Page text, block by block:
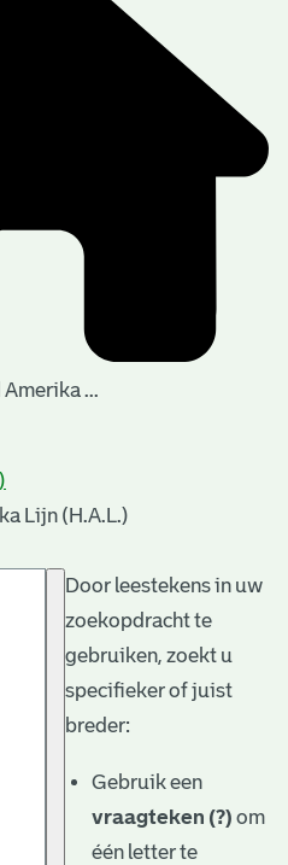
...
Lijn (H.A.L.)
Door leestekens in uw
zoekopdracht te
gebruiken, zoekt u
specifieker of juist
breder:
Gebruik een
vraagteken (?) om
één letter te